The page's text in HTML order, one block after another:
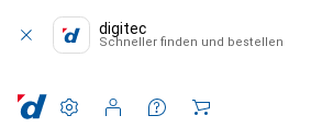
digitec
Schneller finden und bestellen
Einstellungen
Kundenkonto
Vergleichslisten
Merklisten
Warenkorb